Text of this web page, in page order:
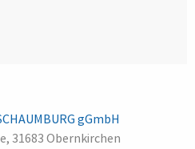
gGmbH
31683 Obernkirchen